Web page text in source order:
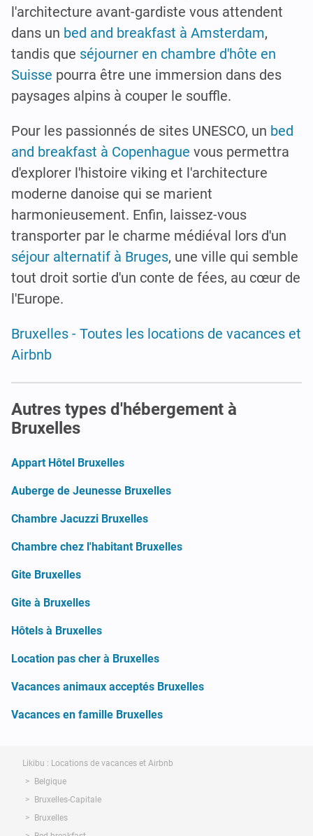
l'architecture avant-gardiste vous attendent
dans un bed and breakfast à Amsterdam,
tandis que séjourner en chambre d'hôte en
Suisse pourra être une immersion dans des
paysages alpins à couper le souffle.
Pour les passionnés de sites UNESCO, un bed
and breakfast à Copenhague vous permettra
d'explorer l'histoire viking et l'architecture
moderne danoise qui se marient
harmonieusement. Enfin, laissez-vous
transporter par le charme médiéval lors d'un
séjour alternatif à Bruges, une ville qui semble
tout droit sortie d'un conte de fées, au cœur de
l'Europe.
Bruxelles - Toutes les locations de vacances et
Airbnb
Autres types d'hébergement à
Bruxelles
Appart Hôtel Bruxelles
Auberge de Jeunesse Bruxelles
Chambre Jacuzzi Bruxelles
Chambre chez l'habitant Bruxelles
Gite Bruxelles
Gite à Bruxelles
Hôtels à Bruxelles
Location pas cher à Bruxelles
Vacances animaux acceptés Bruxelles
Vacances en famille Bruxelles
Likibu : Locations de vacances et Airbnb
Belgique
Bruxelles-Capitale
Bruxelles